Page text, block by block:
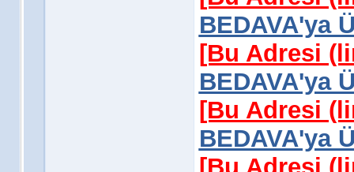
BEDAVA'ya
[Bu Adresi
BEDAVA'ya
[Bu Adresi
BEDAVA'ya